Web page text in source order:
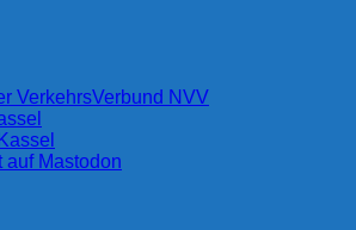
VerkehrsVerbund NVV
auf Mastodon